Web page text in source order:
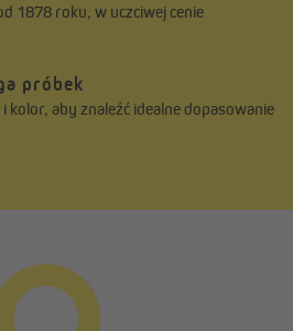
1878 roku, w uczciwej cenie
próbek
kolor, aby znaleźć idealne dopasowanie